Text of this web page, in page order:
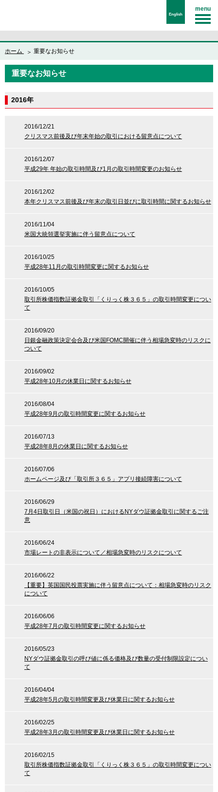
English
ホーム 重要なお知らせ
重要なお知らせ
2016年
2016/12/21
クリスマス前後及び年末年始の取引における留意点について
2016/12/07
平成29年 年始の取引時間及び1月の取引時間変更のお知らせ
2016/12/02
本年クリスマス前後及び年末の取引日並びに取引時間に関するお知らせ
2016/11/04
米国大統領選挙実施に伴う留意点について
2016/10/25
平成28年11月の取引時間変更に関するお知らせ
2016/10/05
取引所株価指数証拠金取引「くりっく株３６５」の取引時間変更につい
て
2016/09/20
日銀金融政策決定会合及び米国FOMC開催に伴う相場急変時のリスクに
ついて
2016/09/02
平成28年10月の休業日に関するお知らせ
2016/08/04
平成28年9月の取引時間変更に関するお知らせ
2016/07/13
平成28年8月の休業日に関するお知らせ
2016/07/06
ホームページ及び「取引所３６５」アプリ接続障害について
2016/06/29
7月4日取引日（米国の祝日）におけるNYダウ証拠金取引に関するご注
意
2016/06/24
市場レートの非表示について／相場急変時のリスクについて
2016/06/22
【重要】英国国民投票実施に伴う留意点について：相場急変時のリスク
について
2016/06/06
平成28年7月の取引時間変更に関するお知らせ
2016/05/23
NYダウ証拠金取引の呼び値に係る価格及び数量の受付制限設定につい
て
2016/04/04
平成28年5月の取引時間変更及び休業日に関するお知らせ
2016/02/25
平成28年3月の取引時間変更及び休業日に関するお知らせ
2016/02/15
取引所株価指数証拠金取引「くりっく株３６５」の取引時間変更につい
て
menu